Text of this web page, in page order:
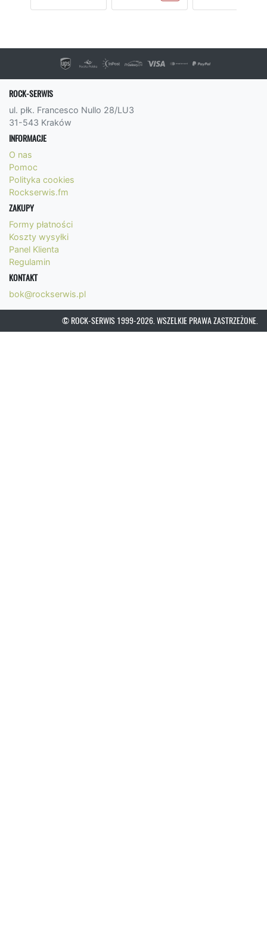
ROCK-SERWIS
ul. płk. Francesco Nullo 28/LU3
31-543 Kraków
INFORMACJE
O nas
Pomoc
Polityka cookies
Rockserwis.fm
ZAKUPY
Formy płatności
Koszty wysyłki
Panel Klienta
Regulamin
KONTAKT
bok@rockserwis.pl
© ROCK-SERWIS 1999-2026. WSZELKIE PRAWA ZASTRZEŻONE.